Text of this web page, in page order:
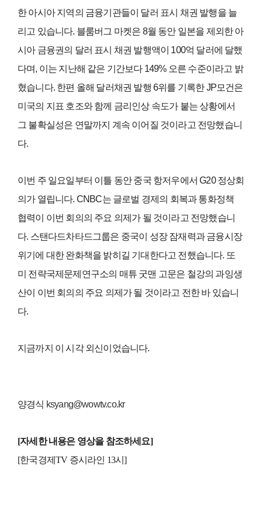
한 아시아 지역의 금융기관들이 달러 표시 채권 발행을 늘
리고 있습니다. 블룸버그 마켓은 8월 동안 일본을 제외한 아
시아 금융권의 달러 표시 채권 발행액이 100억 달러에 달했
다며, 이는 지난해 같은 기간보다 149% 오른 수준이라고 밝
혔습니다. 한편 올해 달러채권 발행 6위를 기록한 JP모건은
미국의 지표 호조와 함께 금리인상 속도가 붙는 상황에서
그 불확실성은 연말까지 계속 이어질 것이라고 전망했습니
다.
이번 주 일요일부터 이틀 동안 중국 항저우에서 G20 정상회
의가 열립니다. CNBC는 글로벌 경제의 회복과 통화정책
협력이 이번 회의의 주요 의제가 될 것이라고 전망했습니
다. 스탠다드차타드그룹은 중국이 성장 잠재력과 금융시장
위기에 대한 완화책을 밝히길 기대한다고 전했습니다. 또
미 전략국제문제연구소의 매튜 굿맨 고문은 철강의 과잉생
산이 이번 회의의 주요 의제가 될 것이라고 전한 바 있습니
다.
지금까지 이 시각 외신이었습니다.
양경식 ksyang@wowtv.co.kr
[자세한 내용은 영상을 참조하세요]
[한국경제TV 증시라인 13시]